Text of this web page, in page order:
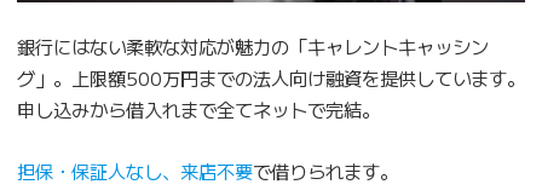
銀行にはない柔軟な対応が魅力の「キャレントキャッシン
グ」。上限額500万円までの法人向け融資を提供しています。
申し込みから借入れまで全てネットで完結。
担保・保証人なし、来店不要で借りられます。